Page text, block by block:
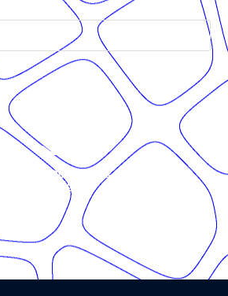
design - 2024 - Tous droits réservés -
mentions légales